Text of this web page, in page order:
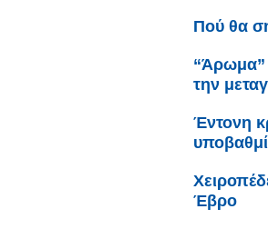
Πού θα
“Άρωμα”
την
Έντονη
Έβρο